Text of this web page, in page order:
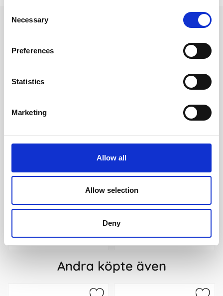
Selection
Necessary
Preferences
Statistics
Marketing
Allow all
Allow selection
Deny
Andra tittade även på
Moleskine Cahier Journal
Moleskine Cahier Journal
Andra köpte även